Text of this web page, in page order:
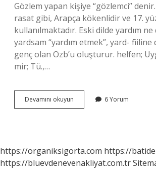
Gözlem yapan kişiye “gözlemci”
rasat gibi, Arapça kökenlidir ve 17.
kullanılmaktadır. Eski dilde yardım ne
yardsam “yardım etmek”, yard- fiiline
genç olan Ozb’u oluşturur. helfen;
mir; Tü.,…
Devamını okuyun
Dilde
6 Yorum
https://organiksigorta.com https://
https://bluevdenevenakliyat.com.tr